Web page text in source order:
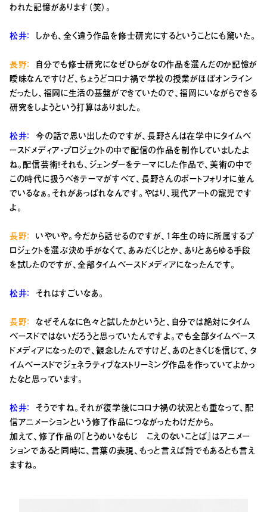
われた記憶があります（笑）。
松井： しかも、全く違う作品を修士研究にするということにも驚いた。
長野：
自分でも修士研究になぜひらがなの作品を選んだのか記憶が
曖昧なんですけど、ちょうどコロナ禍で学校の授業がほぼオンライン
だったし、福岡に生活の基盤ができていたので、福岡にいながらできる
研究をしようという打算はありました。
松井： 今の話で思い出したのですが、長野さんは在学中にタイムベ
ースドメディア・プロジェクトの中で配信の作品を制作していましたよ
ね。配信芸術！それも、ジェンダーをテーマにした作品で、美術の中で
この時代に扱うべきテーマがすべて、長野さんのポートフォリオに並ん
でいるなぁ。それがあっぱれなんです。やはり、現代アートの寵児です
よ。
長野： いやいや。今だから話せるのですが、1年生の時に所属するプ
ロジェクトを選ぶ決め手がなくて、あみだくじとか、ありとあらゆる手段
を試したのですが、全部タイムベースドメディアになったんです。
松井： それはすごいなあ。
長野： なぜそんなに色々と試したかというと、自分では絶対にタイム
ベースドではないだろうと思っていたんですよ。でも全部タイムベース
ドメディアになったので、観念したんですけど、あのときくじを信じて、タ
イムベースドでジェネラティブなストリーミング作品を作っていてよかっ
たなと思っています。
松井：
そうですね。それが復学後にコロナ禍の状況とも重なって、配
信アニメーションという修了作品につながったわけだから。
加えて、修了作品の『とうめいなもじ こえのないことば』はアニメー
ションであると同時に、言葉の表現、もっと言えば詩でもあるとも言え
ますね。